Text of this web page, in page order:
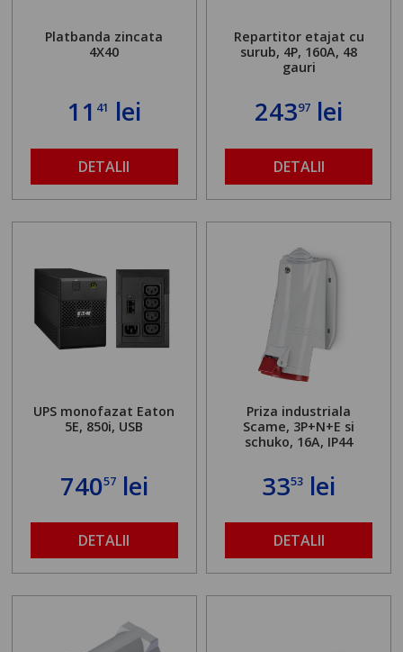
Platbanda zincata
4X40
11 41 lei
DETALII
Repartitor etajat cu
surub, 4P, 160A, 48
gauri
24397 lei
DETALII
UPS monofazat Eaton
5E, 850i, USB
74057lei
DETALII
Priza industriala
Scame, 3P+N+E si
schuko, 16A, IP44
3353 lei
DETALII